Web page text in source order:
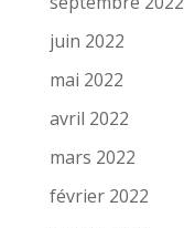
juin 2022
mai 2022
avril 2022
mars 2022
février 2022